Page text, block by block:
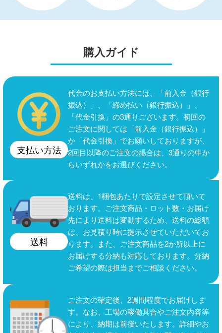
購入ガイド
支払い方法
代金のお支払い方法には、「前入金（銀行
振込）」、「締め払い（銀行振込）」、
「代金引換」の3通りございます。初回の
ご注文に関しては「前入金（銀行振込）」
か「代金引換」でお願いしておりますが、
2回目以降のご注文の場合は、3通りの中か
らいずれかをお選びください。
送料
送料は、1梱包あたりで設定させて頂いて
おります。ご注文商品・ロット数・お届け
先により送料は変動するため、送料の総額
は、お見積り時に提示させていただいてお
ります。また、ご注文商品を2か所以上に
お届けする分納も対応しております。分納
ご希望の際は担当までご相談ください。
ご注文の確定後、2週間程度でお届けしま
す。なお、工場の稼働具合やご注文内容等
により、納期は前後いたします。詳細やお